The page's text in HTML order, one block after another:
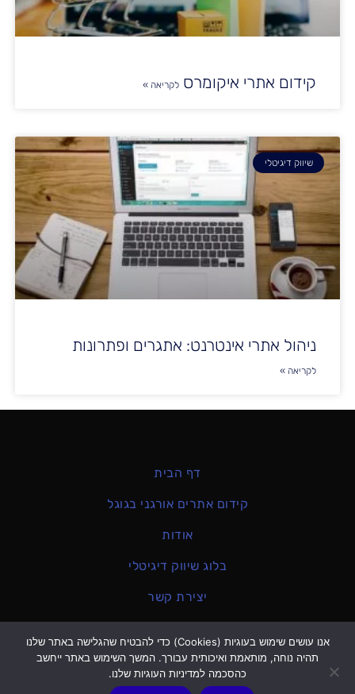
קידום אתרי איקומרס לקריאה »
שיווק דיגיטלי
ניהול אתרי אינטרנט: אתגרים ופתרונות
לקריאה »
דף הבית
קידום אתרים אורגני בגוגל
אודות
בלוג שיווק דיגיטלי
יצירת קשר
מדיניות פרטיות
אנו עושים שימוש בעוגיות (Cookies) כדי להבטיח שהגלישה באתר שלנו
תהיה נוחה, מותאמת ואיכותית עבורך. המשך השימוש באתר ייחשב
כהסכמה למדיניות העוגיות שלנו.